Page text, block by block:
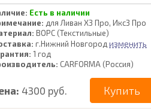
Есть в наличии
для Ливан Х3 Про, Икс3 Про
ВОРС (Текстильные)
г.Нижний Новгород изменить
1 год
CARFORMA (Россия)
4300 руб. Купить